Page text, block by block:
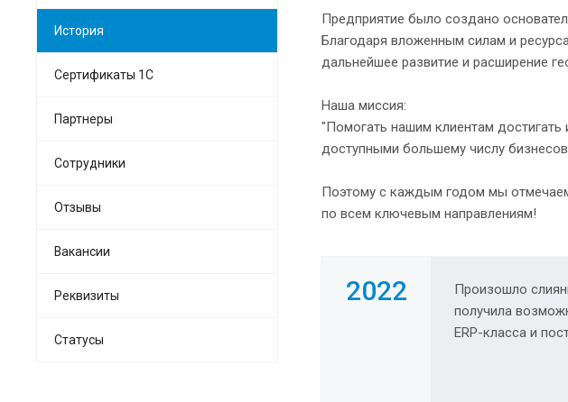
Предприятие было создано
Благодаря вложенным силам и
дальнейшее развитие и расширение
Наша миссия:
"Помогать нашим клиентам достигать
доступными большему числу
Поэтому с каждым годом мы
по всем ключевым направлениям!
2022
Произошло
получила
ERP-класса и
История
Сертификаты 1С
Партнеры
Сотрудники
Отзывы
Вакансии
Реквизиты
Статусы